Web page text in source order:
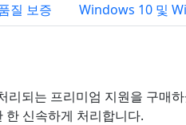
질 보증 Windows 10 및
되는 프리미엄 지원을 구매
한 신속하게 처리합니다.